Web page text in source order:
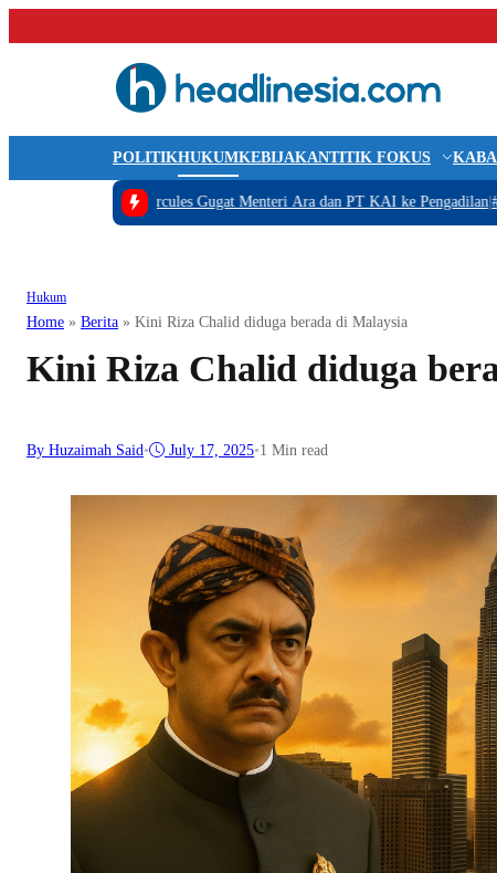
POLITIKHUKUMKEBIJAKANTITIK FOKUS
Hercules Gugat Menteri Ara dan PT KAI ke Pengadilan|#3 -
Hukum
Home » Berita » Kini Riza Chalid diduga berada di Malaysia
Kini Riza Chalid diduga
By Huzaimah Said• July 17, 2025•1 Min read